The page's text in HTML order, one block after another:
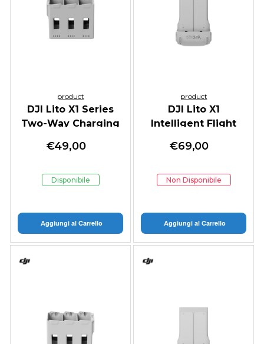
product
DJI Lito X1 Series
Two-Way Charging
€49,00
Disponibile
Aggiungi al Carrello
product
DJI Lito X1
Intelligent Flight
€69,00
Non Disponibile
Aggiungi al Carrello